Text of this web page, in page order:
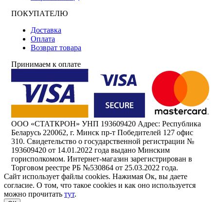
ПОКУПАТЕЛЮ
Доставка
Оплата
Возврат товара
Принимаем к оплате
ООО «СТАТКРОН» УНП 193609420 Адрес: Республика
Беларусь 220062, г. Минск пр-т Победителей 127 офис
310. Свидетельство о государственной регистрации №
193609420 от 14.01.2022 года выдано Минским
горисполкомом. Интернет-магазин зарегистрирован в
Торговом реестре РБ №530864 от 25.03.2022 года.
Сайт использует файлы cookies. Нажимая Ок, вы даете
согласие. О том, что такое cookies и как оно используется
можно прочитать тут.